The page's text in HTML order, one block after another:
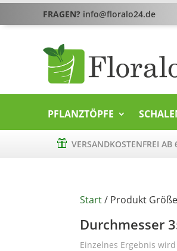
FRAGEN? info@floralo24.de
PFLANZTÖPFE
 VERSANDKOSTENFREI AB
Start/ Produkt
Durchmesser
Einzelnes Ergebnis